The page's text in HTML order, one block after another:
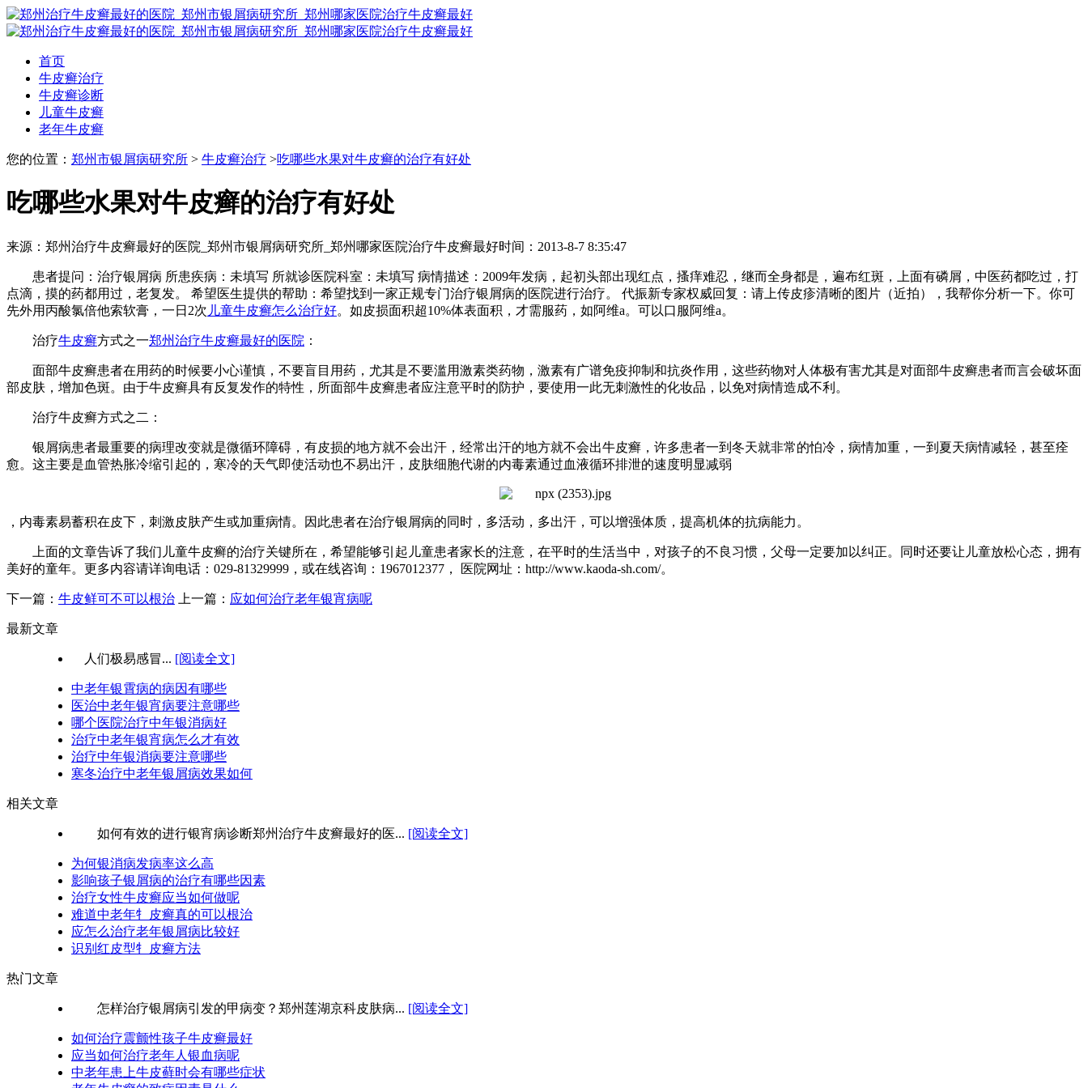
首页
牛皮癣治疗
牛皮癣诊断
儿童牛皮癣
老年牛皮癣
您的位置： 郑州市银屑病研究所 > 牛皮癣治疗 >吃哪些水果对牛皮癣的治疗有好处
吃哪些水果对牛皮癣的治疗有好处
来源：郑州治疗牛皮癣最好的医院_郑州市银屑病研究所_郑州哪家医院治疗牛皮癣最好时间：2013-8-7 8:35:47
患者提问：治疗银屑病 所患疾病：未填写 所就诊医院科室：未填写 病情描述：2009年发病，起初头部出现红点，搔痒难忍，继而全身都是，遍布红斑，上面有磷屑，中医药都吃过，打
点滴，摸的药都用过，老复发。 希望医生提供的帮助：希望找到一家正规专门治疗银屑病的医院进行治疗。 代振新专家权威回复：请上传皮疹清晰的图片（近拍），我帮你分析一下。你可
先外用丙酸氯倍他索软膏，一日2次 儿童牛皮癣怎么治疗好。如皮损面积超10%体表面积，才需服药，如阿维a。可以口服阿维a。
治疗牛皮癣方式之一郑州治疗牛皮癣最好的医院 ：
面部牛皮癣患者在用药的时候要小心谨慎，不要盲目用药，尤其是不要滥用激素类药物，激素有广谱免疫抑制和抗炎作用，这些药物对人体极有害尤其是对面部牛皮癣患者而言会破坏面
部皮肤，增加色斑。由于牛皮癣具有反复发作的特性，所面部牛皮癣患者应注意平时的防护，要使用一此无刺激性的化妆品，以免对病情造成不利。
治疗牛皮癣方式之二：
银屑病患者最重要的病理改变就是微循环障碍，有皮损的地方就不会出汗，经常出汗的地方就不会出牛皮癣，许多患者一到冬天就非常的怕冷，病情加重，一到夏天病情减轻，甚至痊
愈。这主要是血管热胀冷缩引起的，寒冷的天气即使活动也不易出汗，皮肤细胞代谢的内毒素通过血液循环排泄的速度明显减弱
，内毒素易蓄积在皮下，刺激皮肤产生或加重病情。因此患者在治疗银屑病的同时，多活动，多出汗，可以增强体质，提高机体的抗病能力。
上面的文章告诉了我们儿童牛皮癣的治疗关键所在，希望能够引起儿童患者家长的注意，在平时的生活当中，对孩子的不良习惯，父母一定要加以纠正。同时还要让儿童放松心态，拥有
美好的童年。更多内容请详询电话：029-81329999，或在线咨询：1967012377， 医院网址：http://www.kaoda-sh.com/。
下一篇： 牛皮鲜可不可以根治 上一篇： 应如何治疗老年银宵病呢
最新文章
人们极易感冒... [阅读全文]
中老年银霄病的病因有哪些
医治中老年银宵病要注意哪些
哪个医院治疗中年银消病好
治疗中老年银宵病怎么才有效
治疗中年银消病要注意哪些
寒冬治疗中老年银屑病效果如何
相关文章
如何有效的进行银宵病诊断郑州治疗牛皮癣最好的医... [阅读全文]
为何银消病发病率这么高
影响孩子银屑病的治疗有哪些因素
治疗女性牛皮癣应当如何做呢
难道中老年牜皮癣真的可以根治
应怎么治疗老年银屑病比较好
识别红皮型牜皮癣方法
热门文章
怎样治疗银屑病引发的甲病变？郑州莲湖京科皮肤病... [阅读全文]
如何治疗震颤性孩子牛皮癣最好
应当如何治疗老年人银血病呢
中老年患上牛皮藓时会有哪些症状